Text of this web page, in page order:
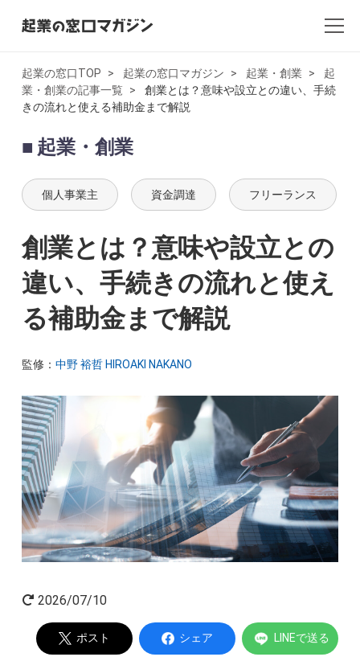
全記事一覧
起業・創業
開業
会社設立・法人化
Powered by
起業の窓口TOP 起業の窓口マガジン 起業・創業
起
業・創業の記事一覧
創業とは？意味や設立との違い、手続
きの流れと使える補助金まで解説
起業・創業
個人事業主 資金調達 フリーランス
創業とは？意味や設立との
違い、手続きの流れと使え
る補助金まで解説
監修： 中野 裕哲 HIROAKI NAKANO
2026/07/10
ポスト シェア LINEで送る